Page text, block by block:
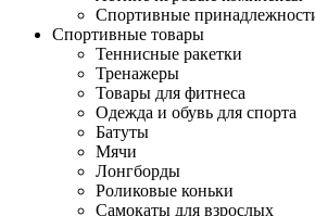
Спортивные
Спортивные товары
Теннисные ракетки
Тренажеры
Товары для фитнеса
Одежда и обувь для спорта
Батуты
Мячи
Лонгборды
Роликовые коньки
Самокаты для взрослых